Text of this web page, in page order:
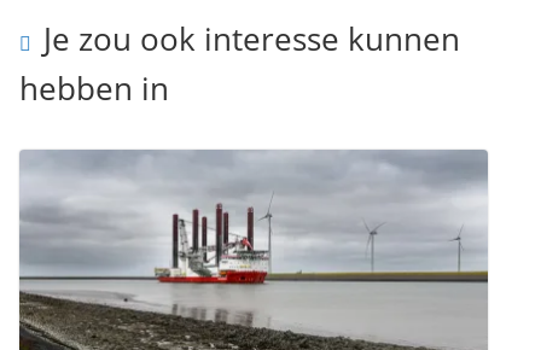
Je zou ook interesse kunnen
hebben in